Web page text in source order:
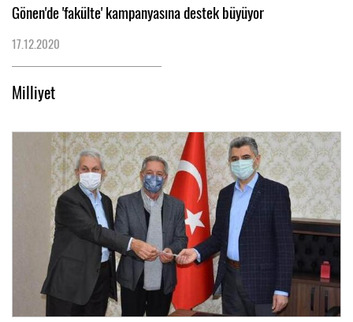
Gönen'de 'fakülte' kampanyasına destek büyüyor
17.12.2020
Milliyet